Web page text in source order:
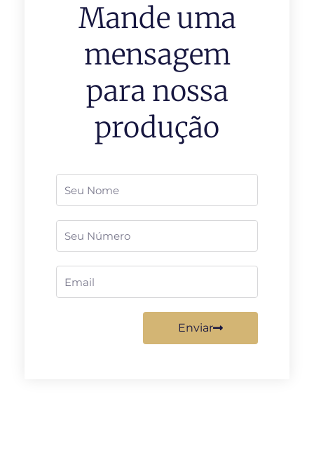
Mande uma
mensagem
para nossa
produção
Enviar